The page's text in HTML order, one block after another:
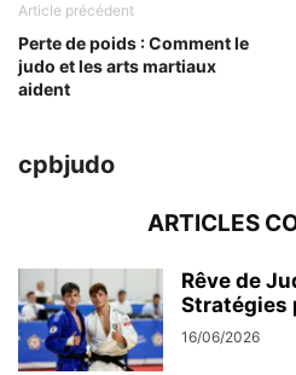
Article précédent
Perte de poids : Comment le
judo et les arts martiaux
aident
cpbjudo
ARTICLES
Rêve de
Stratégies
16/06/2026